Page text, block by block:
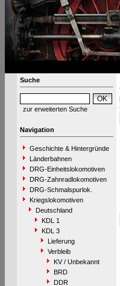
Suche
zur erweiterten Suche
Navigation
Geschichte & Hintergründe
Länderbahnen
DRG-Einheitslokomotiven
DRG-Zahnradlokomotiven
DRG-Schmalspurlok.
Kriegslokomotiven
Deutschland
KDL 1
KDL 3
Lieferung
Verbleib
KV / Unbekannt
BRD
DDR